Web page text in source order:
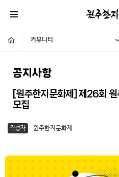
커뮤니티
공지사항
[원주한지문화제] 제26회
모집
원주한지문화제